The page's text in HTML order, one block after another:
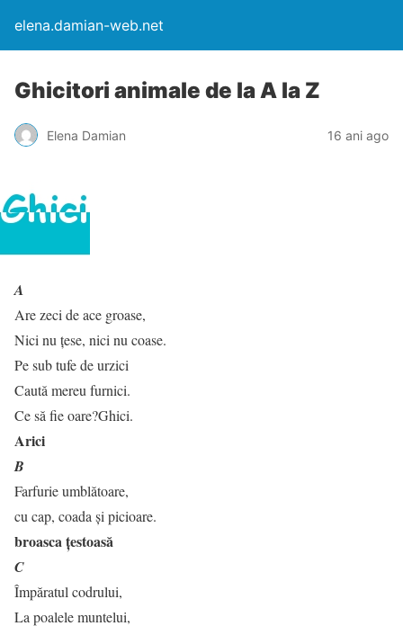
elena.damian-web.net
Ghicitori animale de la A la Z
Elena Damian 16 ani ago
A
Are zeci de ace groase,
Nici nu țese, nici nu coase.
Pe sub tufe de urzici
Caută mereu furnici.
Ce să fie oare?Ghici.
Arici
B
Farfurie umblătoare,
cu cap, coada și picioare.
broasca țestoasă
C
Împăratul codrului,
La poalele muntelui,